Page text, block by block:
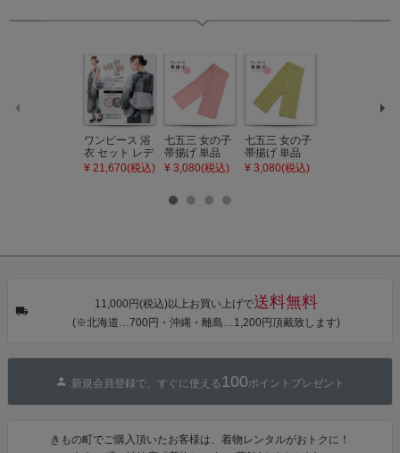
ワンピース 浴
衣 セット レデ
ィース 吸水速
タン・夜の葉
カシュクール
ワンピース 簡
単着付け 大人
¥ 21,670(税込)
七五三 女の子
帯揚げ 単品
「灰桃色」日
びあげ 和装 着
【メール便不
¥ 3,080(税込)
七五三 女の子
帯揚げ 単品
「若葉色」日
【メール便不
¥ 3,080(税込)
【メール便不
11,000円(税込)以上お買い上げで送料無料
(※北海道…700円・沖縄・離島…1,200円頂戴致します)
新規会員登録で、すぐに使える 100ポイントプレゼント
きもの町でご購入頂いたお客様は、着物レンタルがおトクに！